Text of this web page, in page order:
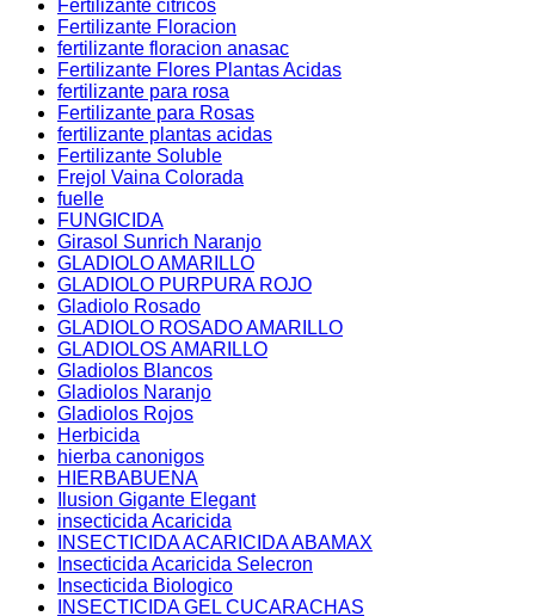
Fertilizante citricos
Fertilizante Floracion
fertilizante floracion anasac
Fertilizante Flores Plantas Acidas
fertilizante para rosa
Fertilizante para Rosas
fertilizante plantas acidas
Fertilizante Soluble
Frejol Vaina Colorada
fuelle
FUNGICIDA
Girasol Sunrich Naranjo
GLADIOLO AMARILLO
GLADIOLO PURPURA ROJO
Gladiolo Rosado
GLADIOLO ROSADO AMARILLO
GLADIOLOS AMARILLO
Gladiolos Blancos
Gladiolos Naranjo
Gladiolos Rojos
Herbicida
hierba canonigos
HIERBABUENA
Ilusion Gigante Elegant
insecticida Acaricida
INSECTICIDA ACARICIDA ABAMAX
Insecticida Acaricida Selecron
Insecticida Biologico
INSECTICIDA GEL CUCARACHAS